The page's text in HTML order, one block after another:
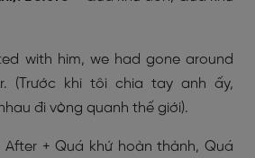
with him, we had gone around
(Trước khi tôi chia tay anh ấy,
đi vòng quanh thế giới).
After + Quá khứ hoàn thành, Quá